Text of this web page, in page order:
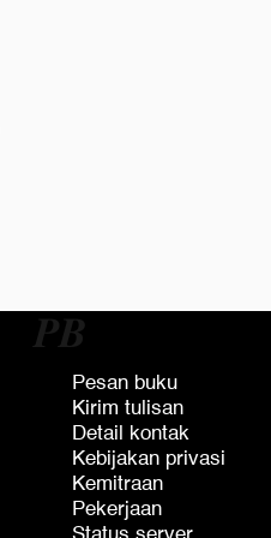
𝑷𝑩
Pesan buku
Kirim tulisan
Detail kontak
Kebijakan privasi
Kemitraan
Pekerjaan